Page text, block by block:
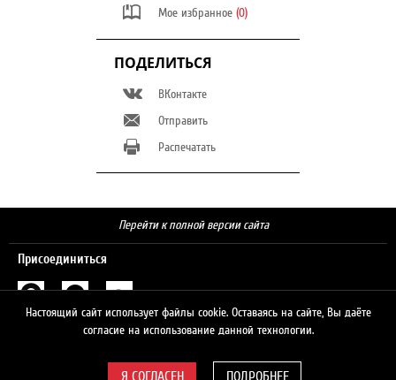
Мое избранное (0)
ПОДЕЛИТЬСЯ
ВКонтакте
Отправить
Распечатать
Перейти к полной версии сайта
Присоединиться
Настоящий сайт использует файлы cookie. Оставаясь на сайте, Вы даёте
согласие на использование данной технологии.
ПОДРОБНЕЕ